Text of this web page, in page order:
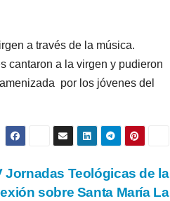
a través de la música.
cantaron a la virgen y pudieron
por los jóvenes del
Jornadas Teológicas de la
sobre Santa María La